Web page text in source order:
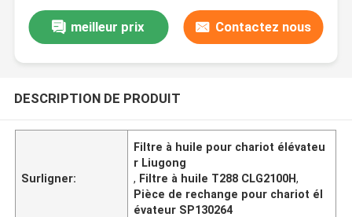
meilleur prix Contactez nous
DESCRIPTION DE PRODUIT
Surligner:
Filtre à huile pour chariot élévateu
r Liugong
, Filtre à huile T288 CLG2100H,
Pièce de rechange pour chariot él
évateur SP130264